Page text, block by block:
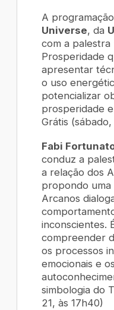
A
Universe, da
com a palestra
Prosperidade
apresentar
o uso
potencializar
prosperidade
Grátis
Fabi
conduz a
a relação dos
propondo
Arcanos
inconscientes.
compreender
os processos
emocionais e
simbologia do
21, às 17h40)